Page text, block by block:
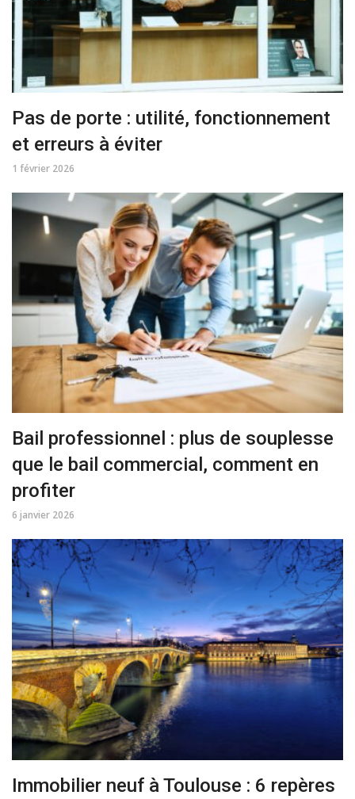
Pas de porte : utilité, fonctionnement
et erreurs à éviter
1 février 2026
Bail professionnel : plus de souplesse
que le bail commercial, comment en
profiter
6 janvier 2026
Immobilier neuf à Toulouse : 6 repères